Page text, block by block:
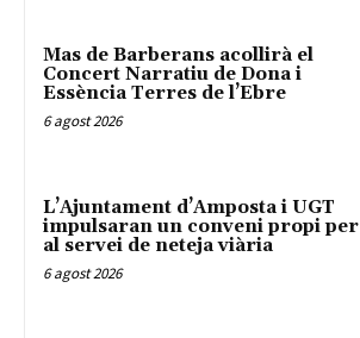
Mas de Barberans acollirà el
Concert Narratiu de Dona i
Essència Terres de l’Ebre
6 agost 2026
L’Ajuntament d’Amposta i UGT
impulsaran un conveni propi per
al servei de neteja viària
6 agost 2026